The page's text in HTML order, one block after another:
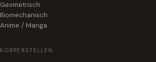
Geometrisch
Biomechanisch
Anime / Manga
KÖRPERSTELLEN